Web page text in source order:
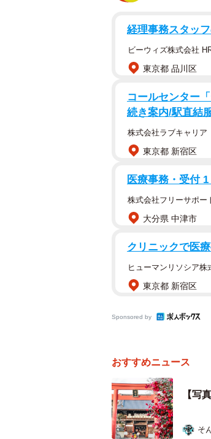
経理事務スタッ
ビーウィズ株式会社
東京都 品川区
コールセンター
続き案内/駅直結
株式会社ラブキャリア
東京都 新宿区
医療事務・受付
株式会社フリーサポー
大分県 中津市
クリニックで医
ヒューマンリソシア株
東京都 新宿区
Sponsored by
おすすめニュース
【写
そ